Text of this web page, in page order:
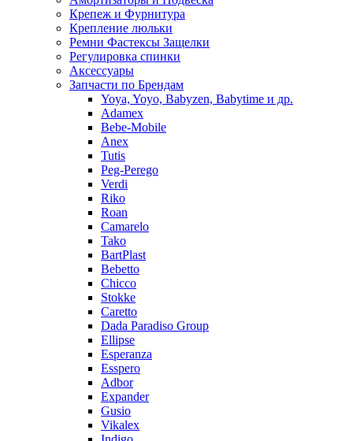
Крепеж и Фурнитура
Крепление люльки
Ремни Фастексы Защелки
Регулировка спинки
Аксессуары
Запчасти по Брендам
Yoya, Yoyo, Babyzen, Babytime и др.
Adamex
Bebe-Mobile
Anex
Tutis
Peg-Perego
Verdi
Riko
Roan
Camarelo
Tako
BartPlast
Bebetto
Chicco
Stokke
Caretto
Dada Paradiso Group
Ellipse
Esperanza
Esspero
Adbor
Expander
Gusio
Vikalex